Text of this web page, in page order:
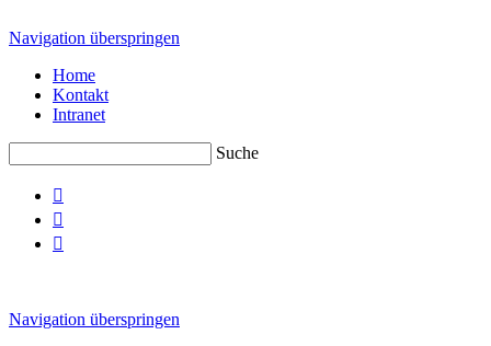
Navigation überspringen
Home
Kontakt
Intranet
Suche



Navigation überspringen